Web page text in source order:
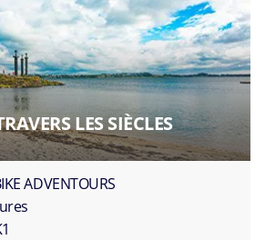
LES SIÈCLES
ADVENTOURS